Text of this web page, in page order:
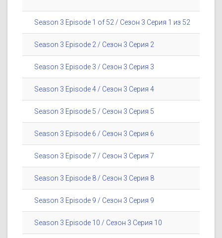
Season 3 Episode 1 of 52 / Сезон 3 Серия 1 из 52
Season 3 Episode 2 / Сезон 3 Серия 2
Season 3 Episode 3 / Сезон 3 Серия 3
Season 3 Episode 4 / Сезон 3 Серия 4
Season 3 Episode 5 / Сезон 3 Серия 5
Season 3 Episode 6 / Сезон 3 Серия 6
Season 3 Episode 7 / Сезон 3 Серия 7
Season 3 Episode 8 / Сезон 3 Серия 8
Season 3 Episode 9 / Сезон 3 Серия 9
Season 3 Episode 10 / Сезон 3 Серия 10